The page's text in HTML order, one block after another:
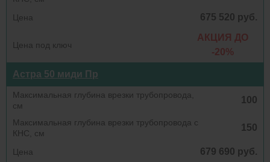
675 520 руб.
АКЦИЯ ДО
-20%
Астра 50 миди Пр
100
150
679 690 руб.